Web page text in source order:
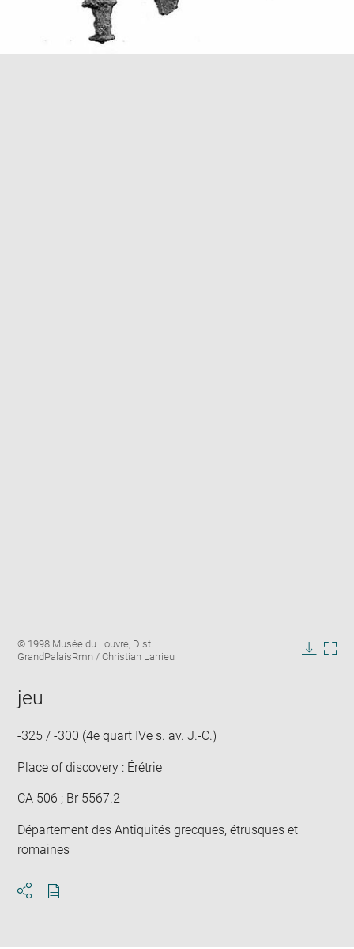
Image
caption:
© 1998 Musée du Louvre, Dist.
GrandPalaisRmn / Christian Larrieu
jeu
-325 / -300 (4e quart IVe s. av. J.-C.)
Place of discovery : Érétrie
CA 506 ; Br 5567.2
Département des Antiquités grecques, étrusques et
romaines